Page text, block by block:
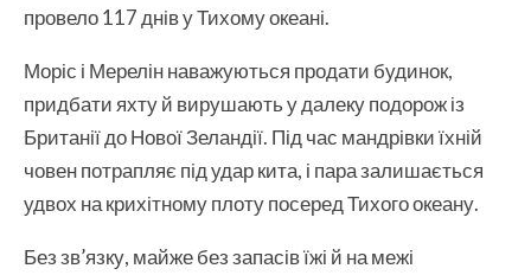
провело 117 днів у Тихому океані.
Моріс і Мерелін наважуються продати будинок,
придбати яхту й вирушають у далеку подорож із
Британії до Нової Зеландії. Під час мандрівки їхній
човен потрапляє під удар кита, і пара залишається
удвох на крихітному плоту посеред Тихого океану.
Без зв’язку, майже без запасів їжі й на межі